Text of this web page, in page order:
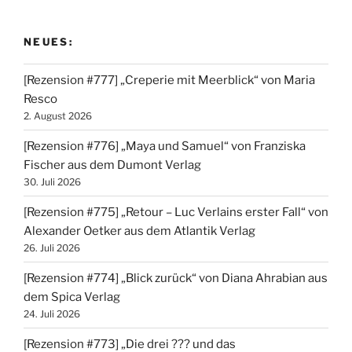
NEUES:
[Rezension #777] „Creperie mit Meerblick“ von Maria
Resco
2. August 2026
[Rezension #776] „Maya und Samuel“ von Franziska
Fischer aus dem Dumont Verlag
30. Juli 2026
[Rezension #775] „Retour – Luc Verlains erster Fall“ von
Alexander Oetker aus dem Atlantik Verlag
26. Juli 2026
[Rezension #774] „Blick zurück“ von Diana Ahrabian aus
dem Spica Verlag
24. Juli 2026
[Rezension #773] „Die drei ??? und das